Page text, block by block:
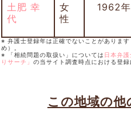
土肥 幸
代
女
性
1962年
※ 弁護士登録年は正確でないことがありま
め）。
※ 「相続問題の取扱い」については 日本弁
りサーチ」 の当サイト調査時点における登
この地域の他